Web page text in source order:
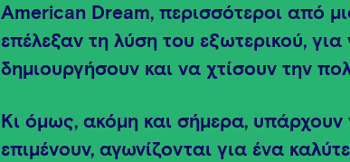
American Dream, περισσότεροι από
επέλεξαν τη λύση του εξωτερικού,
δημιουργήσουν και να χτίσουν την
Κι όμως, ακόμη και σήμερα, υπάρχουν
επιμένουν, αγωνίζονται για ένα